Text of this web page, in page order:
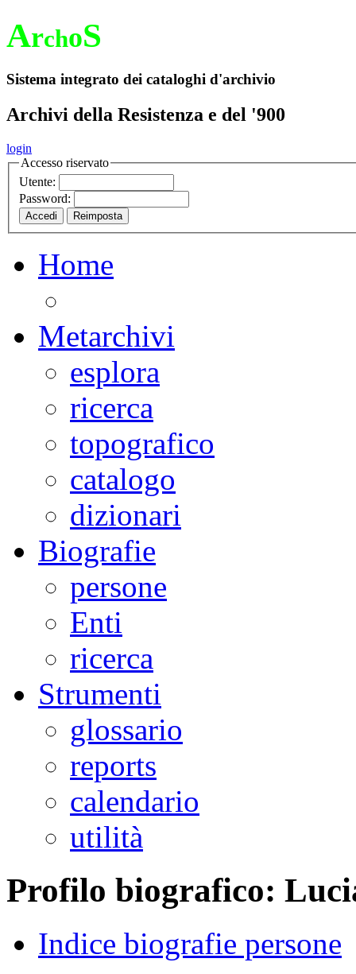
ArchoS
Sistema integrato dei cataloghi d'archivio
Archivi della Resistenza e del '900
login
Accesso riservato
Utente:
Password:
Home
Metarchivi
esplora
ricerca
topografico
catalogo
dizionari
Biografie
persone
Enti
ricerca
Strumenti
glossario
reports
calendario
utilità
Profilo biografico:
Indice biografie persone